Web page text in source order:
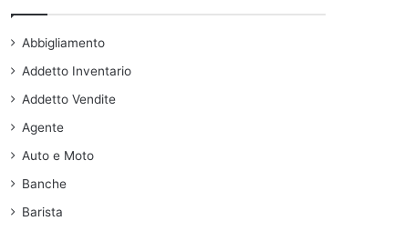
Abbigliamento
Addetto Inventario
Addetto Vendite
Agente
Auto e Moto
Banche
Barista